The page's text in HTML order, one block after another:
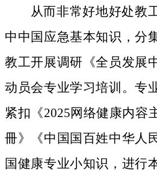
从而非常好地好处教
中中国应急基本知识，分
教工开展调研《全员发展
动员会专业学习培训。专
紧扣《2025网络健康内容
冊》《中国国百姓中华人
国健康专业小知识，进行